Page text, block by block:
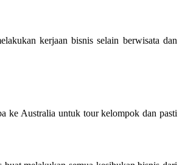
kerjaan bisnis selain berwisata dan
ke Australia untuk tour kelompok dan pasti